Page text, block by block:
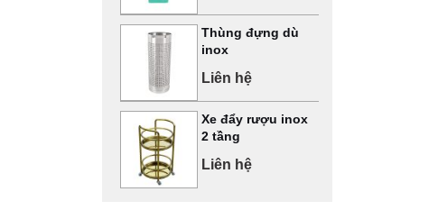
Thùng đựng dù
inox
Liên hệ
Xe đẩy rượu inox
2 tầng
Liên hệ